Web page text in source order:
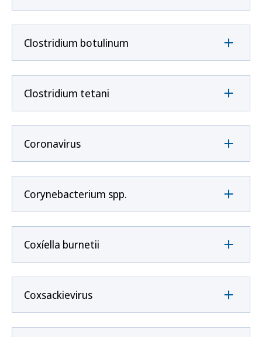
Clostridium botulinum
Clostridium tetani
Coronavirus
Corynebacterium spp.
Coxíella burnetii
Coxsackievirus